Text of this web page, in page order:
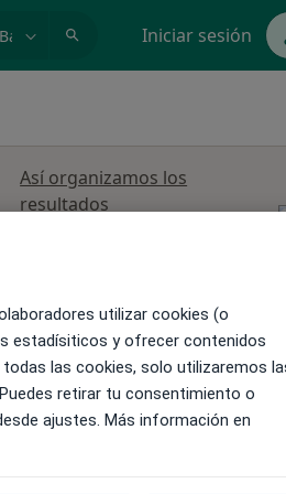
Iniciar sesión
Así organizamos los
resultados
utilizar cookies (o
estadísiticos y ofrecer contenidos
las cookies, solo utilizaremos
retirar tu consentimiento o
ajustes. Más información en